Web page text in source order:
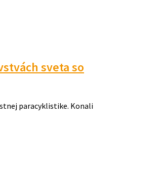
sveta so
paracyklistike. Konali